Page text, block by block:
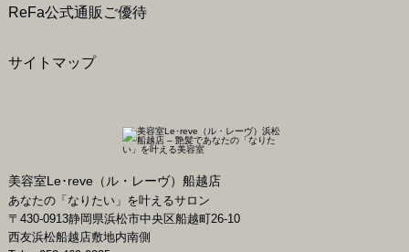
ReFa公式通販ご優待
サイトマップ
美容室Le･reve（ル・レーヴ）船越店
あなたの「なりたい」を叶えるサロン
〒 430-0913静岡県浜松市中央区船越町26-10
西友浜松船越店敷地内南側